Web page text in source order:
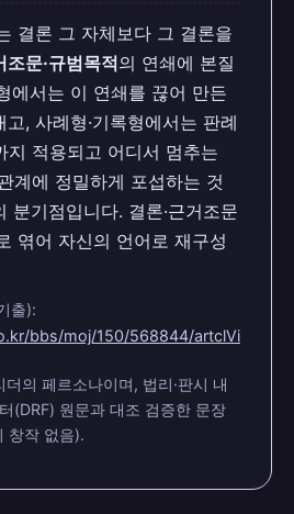
결론 그 자체보다 그 결론을
조문·규범목적의 연쇄에 본질
에서는 이 연쇄를 끊어 만든
, 사례형·기록형에서는 판례
지 적용되고 어디서 멈추는
계에 정밀하게 포섭하는 것
분기점입니다. 결론·근거조문
엮어 자신의 언어로 재구성
출):
bbs/moj/150/568844/artclVi
의 페르소나이며, 법리·판시 내
(DRF) 원문과 대조 검증한 문장
창작 없음).